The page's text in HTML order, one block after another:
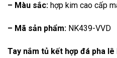
– Màu sắc: hợp kim cao cấp
– Mã sản phẩm: NK439-VVD
Tay nắm tủ kết hợp đá pha lê